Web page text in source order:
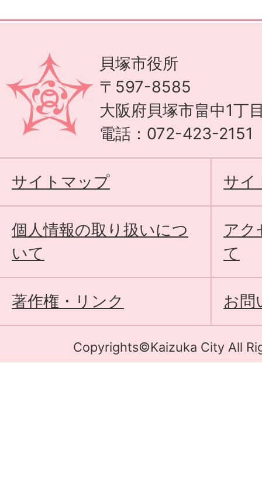
貝塚市役所
〒597-8585
大阪府貝塚市畠中1丁
電話：072-423-2151
サイトマップ サイ
個人情報の取り扱いにつ
いて
アク
て
著作権・リンク お問
Copyrights©Kaizuka City All